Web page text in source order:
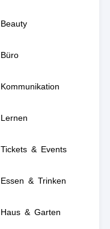
Beauty
Büro
Kommunikation
Lernen
Tickets & Events
Essen & Trinken
Haus & Garten